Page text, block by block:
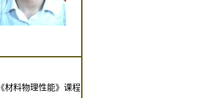
《材料物理性能》课程